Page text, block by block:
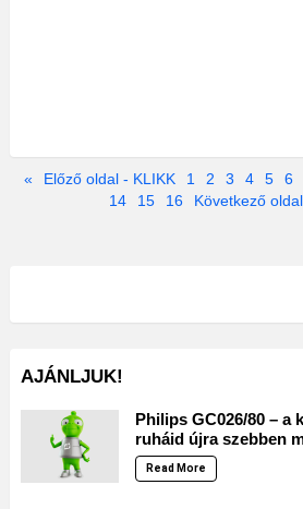
« Előző oldal - KLIKK 1 2 3 4 5 6
14
15 16 Következő
AJÁNLJUK!
Philips GC026/80 – a
ruháid újra szebben
Read More